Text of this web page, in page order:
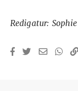
Redigatur: